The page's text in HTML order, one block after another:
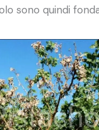
sono quindi